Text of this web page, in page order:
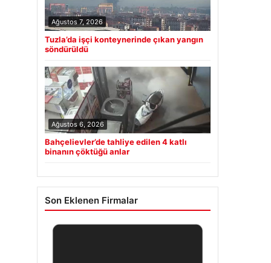
Ağustos 7, 2026
Tuzla’da işçi konteynerinde çıkan yangın
söndürüldü
Ağustos 6, 2026
Bahçelievler’de tahliye edilen 4 katlı
binanın çöktüğü anlar
Son Eklenen Firmalar